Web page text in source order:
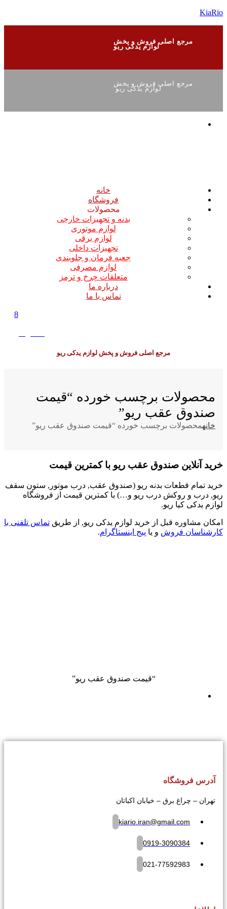
KiaRio
مرجع اصلی فروش و پخش
لوازم یدکی ریو
مرجع اصلی فروش و پخش
لوازم یدکی ریو
خانه
فروشگاه
محصولات
بدنه و تجهیزات خارجی
لوازم موتوری
لوازم برقی
تجهیزات داخلی
جعبه فرمان و جلوبندی
لوازم مصرفی
متعلقات چرخ و ترمز
درباره ما
تماس با ما
8
مرجع اصلی فروش و پخش لوازم یدکی ریو
محصولات برچسب خورده “قیمت
صندوق عقب ریو”
خانهمحصولات برچسب خورده “قیمت صندوق عقب ریو”
خرید آنلاین صندوق عقب ریو با کمترین قیمت
خرید تمام قطعات بدنه ریو (صندوق عقب, درب موتور, ستون سقف
ریو, درب و روکش درب ریو و…) با کمترین قیمت از فروشگاه
لوازم یدکی کیا ریو.
امکان مشاوره قبل از خرید لوازم یدکی ریو, از طریق تماس تلفنی با
کارشناسان فروش و یا پیج اینستاگرام.
“قیمت صندوق عقب ریو”
آدرس فروشگاه
تهران – چراغ برق – خیابان اکباتان
kiario.iran@gmail.com
0919-3090384
021-77592983